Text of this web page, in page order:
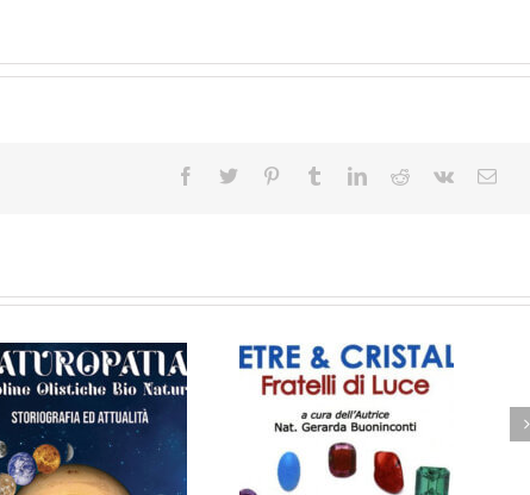
Pietre & Cristalli Fratelli
di Luce
Riflessologia Palmare e
Chiromanzia. L’energia
del pensiero. Verifica ed